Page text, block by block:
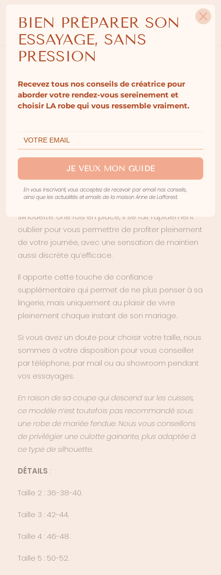
Description Grille de taille Livraison
Sélectionné par la Maison Anne de Lafforest, ce
panty gainant offre un maintien enveloppant qui
sculpte délicatement le ventre, les hanches et le
aux robes de mariée près du corps ou
confectionnées dans des matières fluides qui
épousent les courbes.
Sa matière douce et confortable accompagne
chacun de vos mouvements sans comprimer la
silhouette. Une fois en place, il se fait rapidement
oublier pour vous permettre de profiter pleinement
de votre journée, avec une sensation de maintien
aussi discrète qu’efficace.
Il apporte cette touche de confiance
supplémentaire qui permet de ne plus penser à sa
lingerie, mais uniquement au plaisir de vivre
pleinement chaque instant de son mariage.
Si vous avez un doute pour choisir votre taille, nous
sommes à votre disposition pour vous conseiller
par téléphone, par mail ou au showroom pendant
vos essayages.
En raison de sa coupe qui descend sur les cuisses,
ce modèle n’est toutefois pas recommandé sous
une robe de mariée fendue. Nous vous conseillons
de privilégier une culotte gainante, plus adaptée à
ce type de silhouette.
DÉTAILS :
Taille 2 : 36-38-40.
Taille 3 : 42-44.
Taille 4 : 46-48.
Taille 5 : 50-52.
BIEN PRÉPARER SON
ESSAYAGE, SANS
PRESSION
Recevez tous nos conseils de créatrice pour
aborder votre rendez-vous sereinement et
choisir LA robe qui vous ressemble vraiment.
JE VEUX MON GUIDE
En vous inscrivant, vous acceptez de recevoir par email nos conseils,
ainsi que les actualités et emails de la maison Anne de Lafforest.